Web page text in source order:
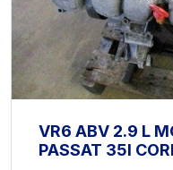
VR6 ABV 2.9 L
PASSAT 35I